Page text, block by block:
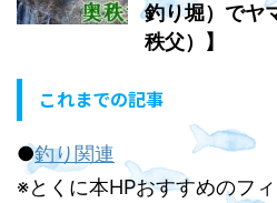
釣り堀）でヤ
秩父）】
これまでの記事
●釣り関連
※とくに本HPおすすめのフ